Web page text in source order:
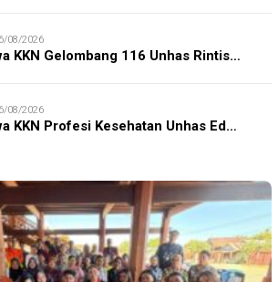
08/2026
KKN Gelombang 116 Unhas Rintis…
08/2026
KKN Profesi Kesehatan Unhas Ed…